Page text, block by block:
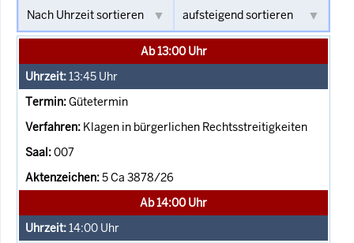
Ab 13:00 Uhr
13:45 Uhr
Gütetermin
Klagen in bürgerlichen Rechtsstreitigkeiten
007
5 Ca 3878/26
Ab 14:00 Uhr
14:00 Uhr